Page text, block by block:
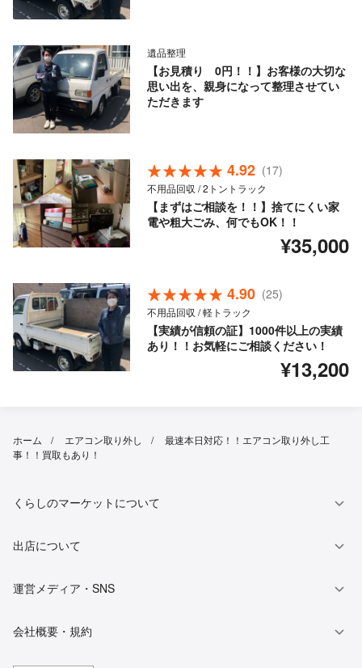
遺品整理
【お見積り 0円！！】お客様の大切な
思い出を、親身になって整理させてい
ただきます
4.92 (17)
不用品回収 / 2トントラック
【まずはご相談を！！】捨てにくい家
電や粗大ごみ、何でもOK！！
¥35,000
4.90 (25)
不用品回収 / 軽トラック
【実績が信頼の証】1000件以上の実績
あり！！お気軽にご相談ください！
¥13,200
ホーム エアコン取り外し
最速本日対応！！エアコン取り外し工
事！！買取もあり！
くらしのマーケットについて
出店について
運営メディア・SNS
会社概要・規約